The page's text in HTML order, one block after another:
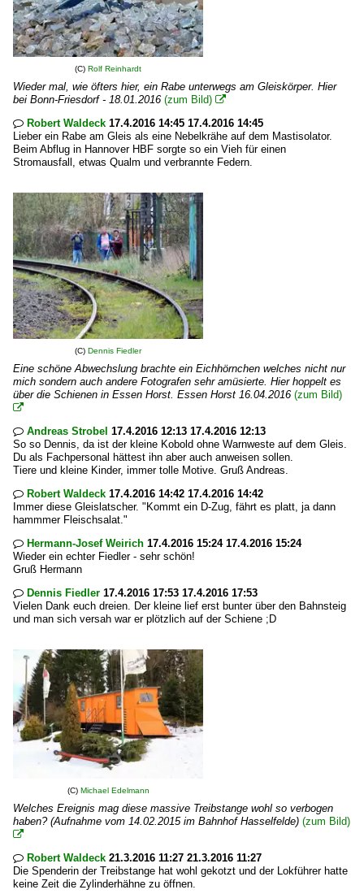
(C) Rolf Reinhardt
Wieder mal, wie öfters hier, ein Rabe unterwegs am Gleiskörper. Hier
bei Bonn-Friesdorf - 18.01.2016 (zum Bild) 
 Robert Waldeck 17.4.2016 14:45 17.4.2016 14:45
Lieber ein Rabe am Gleis als eine Nebelkrähe auf dem Mastisolator.
Beim Abflug in Hannover HBF sorgte so ein Vieh für einen
Stromausfall, etwas Qualm und verbrannte Federn.
(C) Dennis Fiedler
Eine schöne Abwechslung brachte ein Eichhörnchen welches nicht nur
mich sondern auch andere Fotografen sehr amüsierte. Hier hoppelt es
über die Schienen in Essen Horst. Essen Horst 16.04.2016 (zum Bild)

 Andreas Strobel 17.4.2016 12:13 17.4.2016 12:13
So so Dennis, da ist der kleine Kobold ohne Warnweste auf dem Gleis.
Du als Fachpersonal hättest ihn aber auch anweisen sollen.
Tiere und kleine Kinder, immer tolle Motive. Gruß Andreas.
 Robert Waldeck 17.4.2016 14:42 17.4.2016 14:42
Immer diese Gleislatscher. "Kommt ein D-Zug, fährt es platt, ja dann
hammmer Fleischsalat."
 Hermann-Josef Weirich 17.4.2016 15:24 17.4.2016 15:24
Wieder ein echter Fiedler - sehr schön!
Gruß Hermann
 Dennis Fiedler 17.4.2016 17:53 17.4.2016 17:53
Vielen Dank euch dreien. Der kleine lief erst bunter über den Bahnsteig
und man sich versah war er plötzlich auf der Schiene ;D
(C) Michael Edelmann
Welches Ereignis mag diese massive Treibstange wohl so verbogen
haben? (Aufnahme vom 14.02.2015 im Bahnhof Hasselfelde) (zum Bild)

 Robert Waldeck 21.3.2016 11:27 21.3.2016 11:27
Die Spenderin der Treibstange hat wohl gekotzt und der Lokführer hatte
keine Zeit die Zylinderhähne zu öffnen.